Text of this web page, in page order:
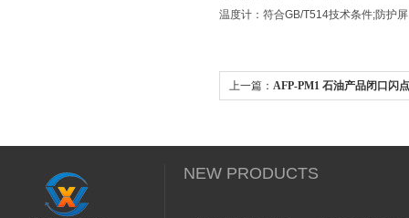
温度计：符合GB/T514技术条件;防护
上一篇： AFP-PM1 石油产品闭口闪
NEW PRODUCTS